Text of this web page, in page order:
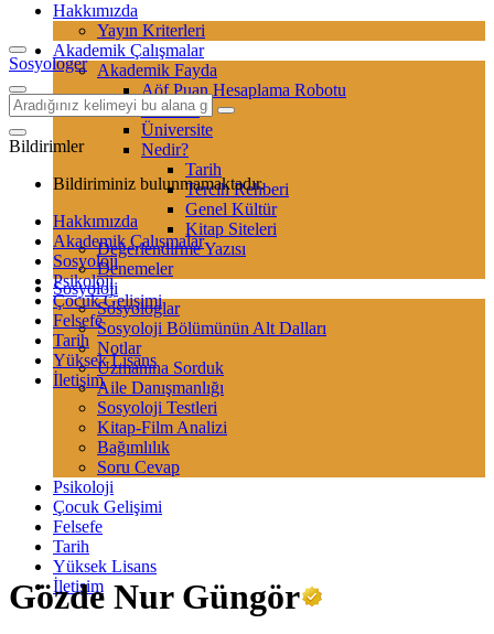
Hakkımızda
Yayın Kriterleri
Akademik Çalışmalar
Akademik Fayda
Aöf Puan Hesaplama Robotu
Sertifika
Üniversite
Nedir?
Tarih
Tercih Rehberi
Genel Kültür
Kitap Siteleri
Değerlendirme Yazısı
Denemeler
Sosyoloji
Sosyologlar
Sosyoloji Bölümünün Alt Dalları
Notlar
Uzmanına Sorduk
Aile Danışmanlığı
Sosyoloji Testleri
Kitap-Film Analizi
Bağımlılık
Soru Cevap
Psikoloji
Çocuk Gelişimi
Felsefe
Tarih
Yüksek Lisans
İletişim
Sosyologer
Bildirimler
Bildiriminiz bulunmamaktadır.
Hakkımızda
Akademik Çalışmalar
Sosyoloji
Psikoloji
Çocuk Gelişimi
Felsefe
Tarih
Yüksek Lisans
İletişim
Gözde Nur Güngör